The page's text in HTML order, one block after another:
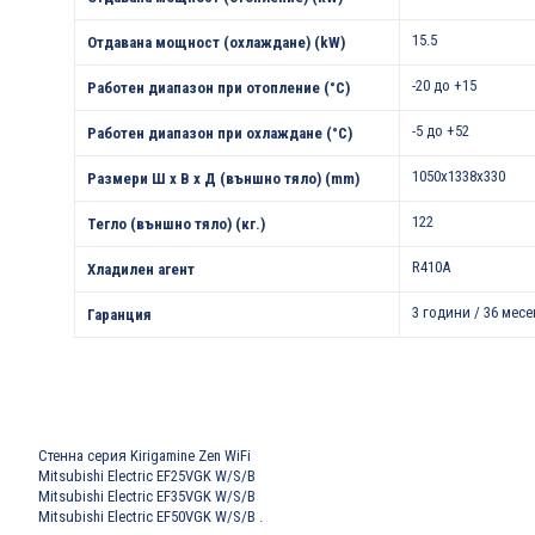
Отдавана мощност (охлаждане) (kW) 15.5
Работен диапазон при отопление (°С) -20 до +15
Работен диапазон при охлаждане (°С) -5 до +52
Размери Ш х В х Д (външно тяло) (mm) 1050x1338x330
Тегло (външно тяло) (кг.) 122
Хладилен агент R410A
Гаранция 3 години / 36
Стенна серия Kirigamine Zen WiFi
Mitsubishi Electric EF25VGK W/S/B
Mitsubishi Electric EF35VGK W/S/B
Mitsubishi Electric EF50VGK W/S/B